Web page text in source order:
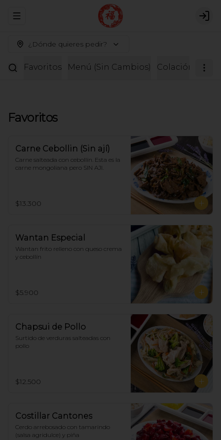
Abrir menu de navegación
¿Dónde quieres pedir?
Favoritos Menú (Sin Cambios) Colación
Favoritos
Carne Cebollin (Sin ají)
Carne salteada con cebollín. Esta es la
carne mongoliana pero SIN AJI.
$13.300
Wantan Especial
Wantan frito relleno con queso crema
y cebollín
$5.900
Chapsui de Pollo
Surtido de verduras salteadas con
pollo
$12.500
Costillar Cantones
Cerdo arrebosado con tamarindo
(salsa agridulce) y piña